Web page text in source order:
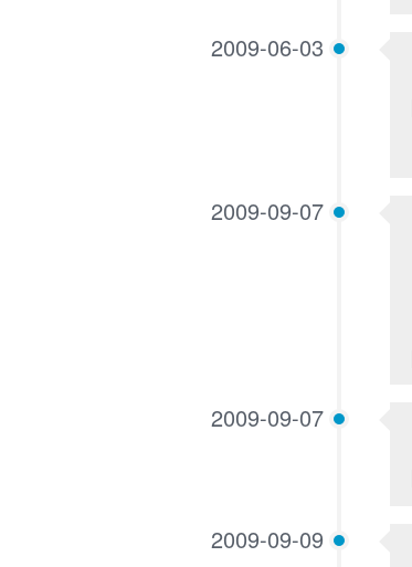
2009-06-03
2009-09-07
2009-09-07
2009-09-09